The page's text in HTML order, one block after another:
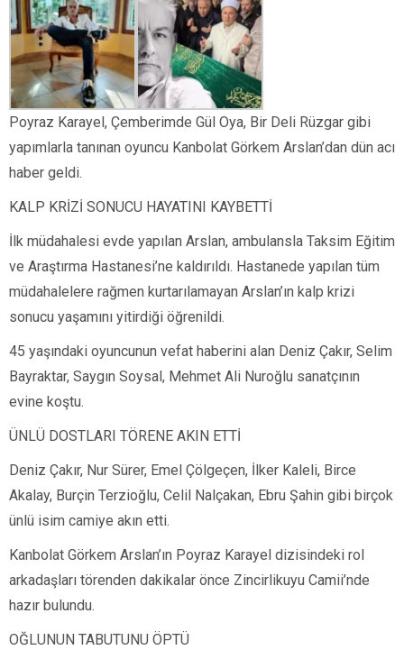
Poyraz Karayel, Çemberimde Gül Oya, Bir Deli Rüzgar gibi
yapımlarla tanınan oyuncu Kanbolat Görkem Arslan’dan dün acı
haber geldi.
KALP KRİZİ SONUCU HAYATINI KAYBETTİ
İlk müdahalesi evde yapılan Arslan, ambulansla Taksim Eğitim
ve Araştırma Hastanesi’ne kaldırıldı. Hastanede yapılan tüm
müdahalelere rağmen kurtarılamayan Arslan’ın kalp krizi
sonucu yaşamını yitirdiği öğrenildi.
45 yaşındaki oyuncunun vefat haberini alan Deniz Çakır, Selim
Bayraktar, Saygın Soysal, Mehmet Ali Nuroğlu sanatçının
evine koştu.
ÜNLÜ DOSTLARI TÖRENE AKIN ETTİ
Deniz Çakır, Nur Sürer, Emel Çölgeçen, İlker Kaleli, Birce
Akalay, Burçin Terzioğlu, Celil Nalçakan, Ebru Şahin gibi birçok
ünlü isim camiye akın etti.
Kanbolat Görkem Arslan’ın Poyraz Karayel dizisindeki rol
arkadaşları törenden dakikalar önce Zincirlikuyu Camii’nde
hazır bulundu.
OĞLUNUN TABUTUNU ÖPTÜ